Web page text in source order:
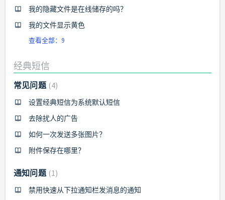
我的隐藏文件是在线储存的吗？
我的文件显示黄色
查看全部：9
经典短信
常见问题 4
设置经典短信为系统默认短信
去除扰人的广告
如何一次发送多张图片？
附件保存在哪里？
通知问题 1
禁用快速从下拉通知栏发消息的通知